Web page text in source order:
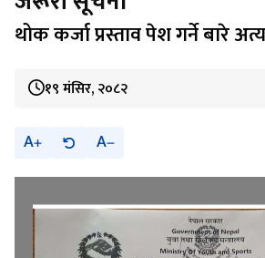
जरूरी सूचना
थोक कर्जा प्रस्ताव पेश गर्ने बारे
१९ मंसिर, २०८२
A A